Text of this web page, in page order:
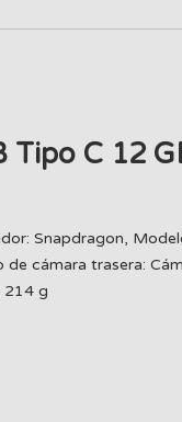
Tipo C 12
Snapdragon,
cámara trasera:
214 g